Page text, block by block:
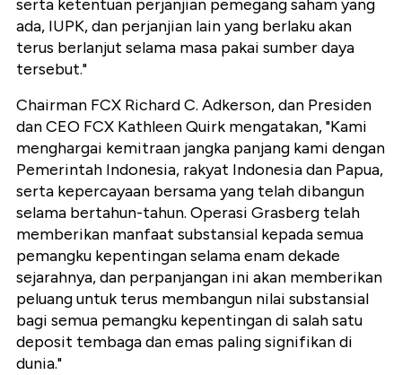
serta ketentuan perjanjian pemegang saham yang
ada, IUPK, dan perjanjian lain yang berlaku akan
terus berlanjut selama masa pakai sumber daya
tersebut."
Chairman FCX Richard C. Adkerson, dan Presiden
dan CEO FCX Kathleen Quirk mengatakan, "Kami
menghargai kemitraan jangka panjang kami dengan
Pemerintah Indonesia, rakyat Indonesia dan Papua,
serta kepercayaan bersama yang telah dibangun
selama bertahun-tahun. Operasi Grasberg telah
memberikan manfaat substansial kepada semua
pemangku kepentingan selama enam dekade
sejarahnya, dan perpanjangan ini akan memberikan
peluang untuk terus membangun nilai substansial
bagi semua pemangku kepentingan di salah satu
deposit tembaga dan emas paling signifikan di
dunia."